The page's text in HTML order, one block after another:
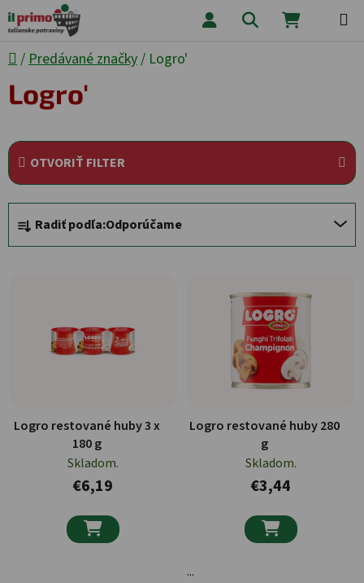
Prejsť na obsah Hľadať
Domov
/ Predávané značky/ Logro'
Logro'
OTVORIŤ FILTER
Radenie produktov
Radiť podľa:Odporúčame
Logro restované huby 3 x
180 g
Skladom.
€6,19

Logro restované huby 280
g
Skladom.
€3,44

...